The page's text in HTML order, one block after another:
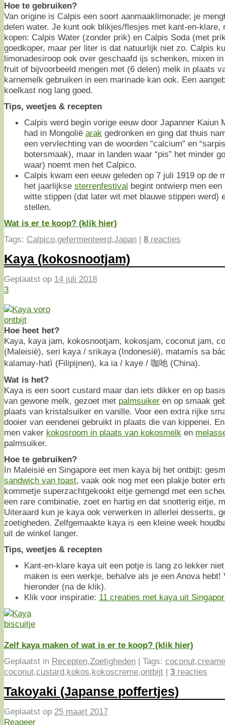
Hoe te gebruiken?
Van origine is Calpis een soort aanmaaklimonade: je
delen water. Je kunt ook blikjes/flesjes met kant-en-klare,
kopen: Calpis Water (zonder prik) en Calpis Soda (met
goedkoper, maar per liter is dat natuurlijk niet zo. Calpis
limonadesiroop ook over geschaafd ijs schenken, mixen
fruit of bijvoorbeeld mengen met (6 delen) melk in plaats
karnemelk gebruiken in een marinade kan ook. Een
koelkast nog lang goed.
Tips, weetjes & recepten
Calpis werd begin vorige eeuw door Japanner Kaiun
had in Mongolië arak gedronken en ging dat thuis
een vervlechting van de woorden “calcium” en
botersmaak), maar in landen waar “pis” het minder
waar) noemt men het Calpico.
Calpis kwam een eeuw geleden op 7 juli 1919 op de
het jaarlijkse sterrenfestival begint ontwierp men
witte stippen (dat later wit met blauwe stippen werd)
stellen.
Wat is er te koop? (klik hier)
Tags: Calpico,gefermenteerd,Japan | 8 reacties
Kaya (kokosnootjam)
Geplaatst op 14 juli 2018
3
Hoe heet het?
Kaya, kaya jam, kokosnootjam, kokosjam, coconut jam,
(Maleisië), seri kaya / srikaya (Indonesië), matamís sa
kalamay-hatì (Filipijnen), ka ia / kaye / 咖吔 (China).
Wat is het?
Kaya is een soort custard maar dan iets dikker en op
van gewone melk, gezoet met palmsuiker en op smaak
plaats van kristalsuiker en vanille. Voor een extra rijke
dooier van eendenei gebruikt in plaats die van kippenei.
men vaker kokosroom in plaats van kokosmelk en
palmsuiker.
Hoe te gebruiken?
In Maleisië en Singapore eet men kaya bij het ontbijt:
sandwich van toast, vaak ook nog met een plakje boter
kommetje superzachtgekookt eitje gemengd met een
een rare combinatie, zoet en hartig en dat snotterig eitje,
Uiteraard kun je kaya ook verwerken in allerlei desserts,
zoetigheden. Zelfgemaakte kaya is een kleine week
uit de winkel langer.
Tips, weetjes & recepten
Kant-en-klare kaya uit een potje is lang zo lekker
maken is een werkje, behalve als je een Anova hebt!
hieronder (na de klik).
Klik voor inspiratie: 11 creaties met kaya uit
Zelf kaya maken of wat is er te koop? (klik hier)
Geplaatst in Recepten,Zoetigheden | Tags: coconut,
coconut,custard,kokos,kokoscreme,ontbijt | 3 reacties
Takoyaki (Japanse poffertjes)
Geplaatst op 25 maart 2017
Reageer